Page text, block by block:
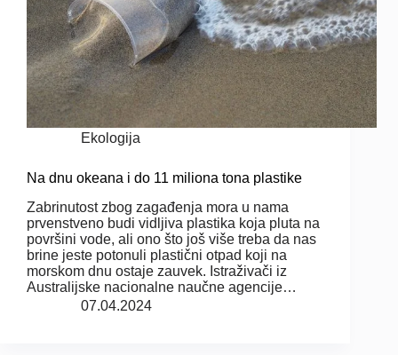
Ekologija
Na dnu okeana i do 11 miliona tona plastike
Zabrinutost zbog zagađenja mora u nama
prvenstveno budi vidljiva plastika koja pluta na
površini vode, ali ono što još više treba da nas
brine jeste potonuli plastični otpad koji na
morskom dnu ostaje zauvek. Istraživači iz
Australijske nacionalne naučne agencije…
07.04.2024